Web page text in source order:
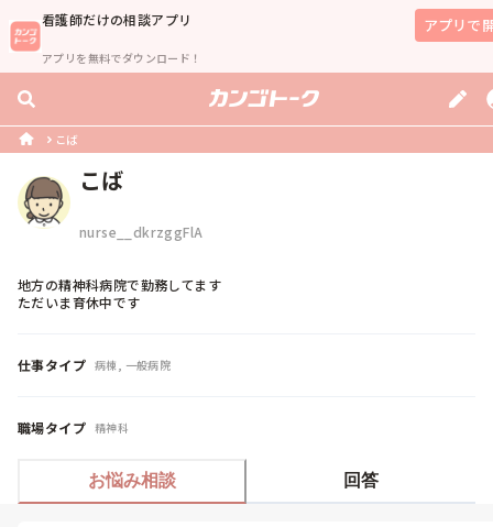
看護師だけの相談アプリ
アプリを無料でダウンロード！
アプリで
こば
こば
nurse__dkrzggFlA
地方の精神科病院で勤務してます
ただいま育休中です
仕事タイプ 病棟, 一般病院
職場タイプ 精神科
お悩み相談 回答